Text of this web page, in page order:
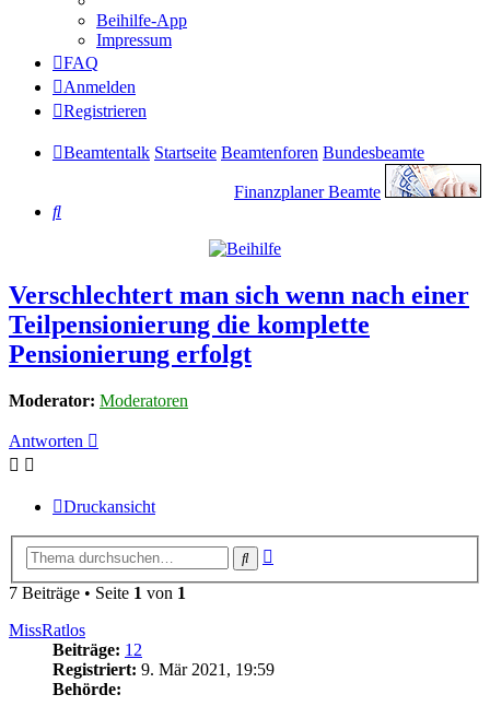
Beihilfe-App
Impressum
FAQ
Anmelden
Registrieren
Beamtentalk Startseite Beamtenforen Bundesbeamte
Finanzplaner Beamte
Suche
Verschlechtert man sich wenn nach einer
Teilpensionierung die komplette
Pensionierung erfolgt
Moderator: Moderatoren
Antworten
Druckansicht
Suche
7 Beiträge • Seite 1 von 1
MissRatlos
Beiträge: 12
Registriert: 9. Mär 2021, 19:59
Behörde: